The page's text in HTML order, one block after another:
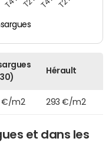
Hérault
€/m2 293 €/m2
et dans les